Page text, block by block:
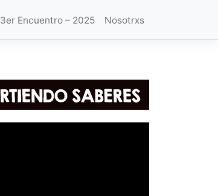
3er Encuentro – 2025 Nosotrxs